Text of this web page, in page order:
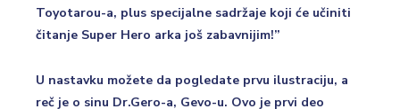
Toyotarou-a, plus specijalne sadržaje koji će učiniti
čitanje Super Hero arka još zabavnijim!”
U nastavku možete da pogledate prvu ilustraciju, a
reč je o sinu Dr.Gero-a, Gevo-u. Ovo je prvi deo